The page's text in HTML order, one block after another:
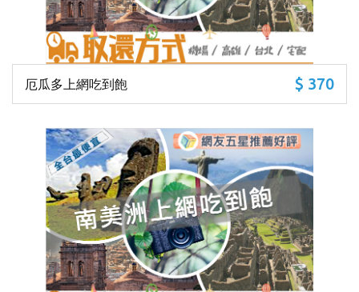
厄瓜多上網吃到飽 $ 370